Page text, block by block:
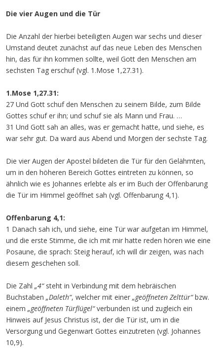
Die vier Augen und die Tür
Die Anzahl der hierbei beteiligten Augen war sechs und dieser
Umstand deutet zunächst auf das neue Leben des Menschen
hin, das für ihn kommen sollte, weil Gott den Menschen am
sechsten Tag erschuf (vgl. 1.Mose 1,27.31).
1.Mose 1,27.31:
27 Und Gott schuf den Menschen zu seinem Bilde, zum Bilde
Gottes schuf er ihn; und schuf sie als Mann und Frau. …
31 Und Gott sah an alles, was er gemacht hatte, und siehe, es
war sehr gut. Da ward aus Abend und Morgen der sechste Tag.
Die vier Augen der Apostel bildeten die Tür für den Gelähmten,
um in den höheren Bereich Gottes eintreten zu können, so
ähnlich wie es Johannes erlebte als er im Buch der Offenbarung
die Tür im Himmel geöffnet sah (vgl. Offenbarung 4,1).
Offenbarung 4,1:
1 Danach sah ich, und siehe, eine Tür war aufgetan im Himmel,
und die erste Stimme, die ich mit mir hatte reden hören wie eine
Posaune, die sprach: Steig herauf, ich will dir zeigen, was nach
diesem geschehen soll.
Die Zahl „4“steht in Verbindung mit dem hebräischen
Buchstaben „Daleth“, welcher mit einer „geöffneten Zelttür“bzw.
einem „geöffneten Türflügel“verbunden ist und zugleich ein
Hinweis auf Jesus Christus ist, der die Tür ist, um in die
Versorgung und Gegenwart Gottes einzutreten (vgl. Johannes
10,9).